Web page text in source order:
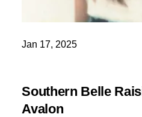
Jan 17, 2025
Southern Belle
Avalon